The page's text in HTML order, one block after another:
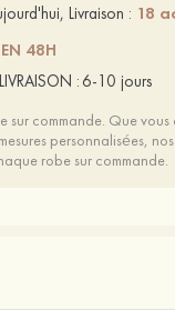
Livraison : 18
48H
:6-10 jours
sur commande. Que
personnalisées,
robe sur commande.